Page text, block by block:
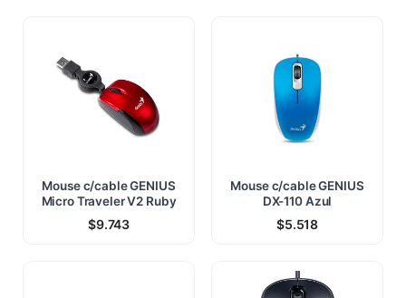
Mouse c/cable GENIUS
Micro Traveler V2 Ruby
$9.743
Mouse c/cable GENIUS
DX-110 Azul
$5.518